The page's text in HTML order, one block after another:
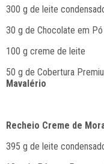
300 g de leite
30 g de Chocolate em Pó
100 g creme de leite
50 g de Cobertura
Mavalério
Recheio Creme de
395 g de leite